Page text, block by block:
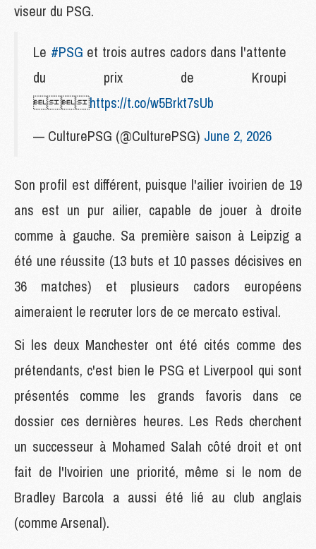
viseur du PSG.
Le #PSG et trois autres cadors dans l'attente
du prix de Kroupi
https://t.co/w5Brkt7sUb
— CulturePSG (@CulturePSG) June 2, 2026
Son profil est différent, puisque l'ailier ivoirien de 19
ans est un pur ailier, capable de jouer à droite
comme à gauche. Sa première saison à Leipzig a
été une réussite (13 buts et 10 passes décisives en
36 matches) et plusieurs cadors européens
aimeraient le recruter lors de ce mercato estival.
Si les deux Manchester ont été cités comme des
prétendants, c'est bien le PSG et Liverpool qui sont
présentés comme les grands favoris dans ce
dossier ces dernières heures. Les Reds cherchent
un successeur à Mohamed Salah côté droit et ont
fait de l'Ivoirien une priorité, même si le nom de
Bradley Barcola a aussi été lié au club anglais
(comme Arsenal).